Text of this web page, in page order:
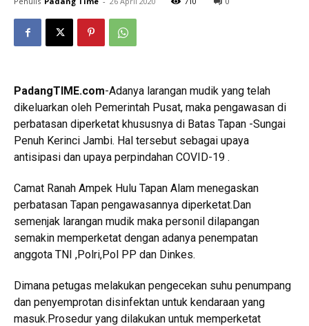
PadangTIME.com-Adanya larangan mudik yang telah
dikeluarkan oleh Pemerintah Pusat, maka pengawasan di
perbatasan diperketat khususnya di Batas Tapan -Sungai
Penuh Kerinci Jambi. Hal tersebut sebagai upaya
antisipasi dan upaya perpindahan COVID-19 .
Camat Ranah Ampek Hulu Tapan Alam menegaskan
perbatasan Tapan pengawasannya diperketat.Dan
semenjak larangan mudik maka personil dilapangan
semakin memperketat dengan adanya penempatan
anggota TNI ,Polri,Pol PP dan Dinkes.
Dimana petugas melakukan pengecekan suhu penumpang
dan penyemprotan disinfektan untuk kendaraan yang
masuk.Prosedur yang dilakukan untuk memperketat